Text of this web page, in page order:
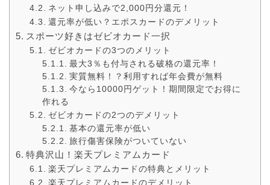
ネット申し込みで2,000円分還元！
還元率が低い？エポスカードのデメリット
スポーツ好きはゼビオカード一択
ゼビオカードの3つのメリット
最大3％も付与される破格の還元率！
実質無料！？利用すれば年会費が無料
今なら10000円ゲット！期間限定でお得に
作れる
ゼビオカードの2つのデメリット
基本の還元率が低い
旅行傷害保険がついていない
特典沢山！楽天プレミアムカード
楽天プレミアムカードの特典とメリット
楽天プレミアムカードのデメリット